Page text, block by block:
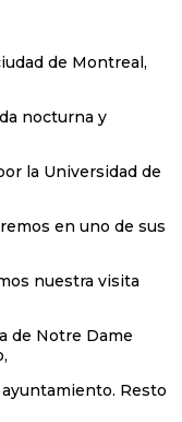
de Montreal,
nocturna y
la Universidad de
en uno de sus
nuestra visita
de Notre Dame
Resto